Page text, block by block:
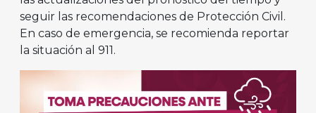
seguir las recomendaciones de Protección Civil.
En caso de emergencia, se recomienda reportar
la situación al 911.